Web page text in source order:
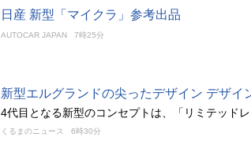
日産 新型「マイクラ」参考出品
AUTOCAR JAPAN 7時25分
新型エルグランドの尖ったデザイン デザイ
4代目となる新型のコンセプトは、「リミテッドレ
くるまのニュース 6時30分